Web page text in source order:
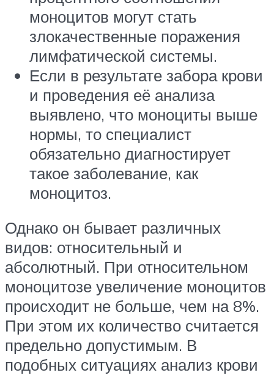
моноцитов могут стать
злокачественные поражения
лимфатической системы.
Если в результате забора крови
и проведения её анализа
выявлено, что моноциты выше
нормы, то специалист
обязательно диагностирует
такое заболевание, как
моноцитоз.
Однако он бывает различных
видов: относительный и
абсолютный. При относительном
моноцитозе увеличение моноцитов
происходит не больше, чем на 8%.
При этом их количество считается
предельно допустимым. В
подобных ситуациях анализ крови